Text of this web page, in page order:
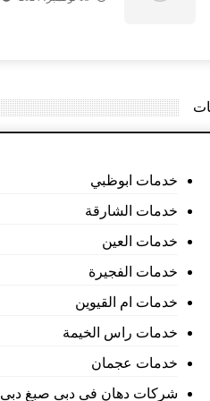
خدمات ابوظبي
خدمات الشارقة
خدمات العين
خدمات الفجيرة
خدمات ام القيوين
خدمات راس الخيمة
خدمات عجمان
شركات دهان فى دبى صبغ دبى